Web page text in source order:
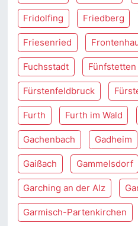
Fridolfing Friedberg
Friesenried
Fuchsstadt Fünfstetten
Fürstenfeldbruck
Furth Furth im Wald
Gachenbach Gadheim
Gaißach Gammelsdorf
Garching an der Alz
Garmisch-Partenkirchen